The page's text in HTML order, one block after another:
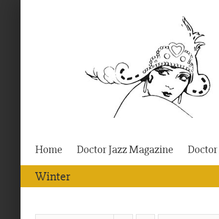
Home Doctor Jazz Magazine Doctor
Winter